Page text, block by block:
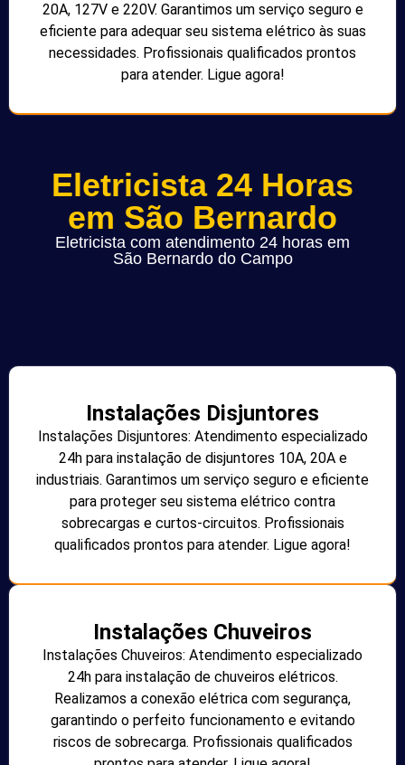
20A, 127V e 220V. Garantimos um serviço seguro e
eficiente para adequar seu sistema elétrico às suas
necessidades. Profissionais qualificados prontos
para atender. Ligue agora!
Eletricista 24 Horas
em São Bernardo
Eletricista com atendimento 24 horas em
São Bernardo do Campo
Instalações Disjuntores
Instalações Disjuntores: Atendimento especializado
24h para instalação de disjuntores 10A, 20A e
industriais. Garantimos um serviço seguro e eficiente
para proteger seu sistema elétrico contra
sobrecargas e curtos-circuitos. Profissionais
qualificados prontos para atender. Ligue agora!
Instalações Chuveiros
Instalações Chuveiros: Atendimento especializado
24h para instalação de chuveiros elétricos.
Realizamos a conexão elétrica com segurança,
garantindo o perfeito funcionamento e evitando
riscos de sobrecarga. Profissionais qualificados